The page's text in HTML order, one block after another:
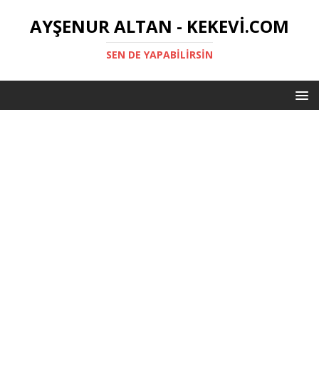
AYŞENUR ALTAN - KEKEVI.COM
SEN DE YAPABILIRSIN